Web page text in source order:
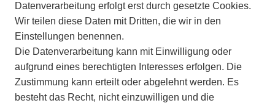
VERSAND
BATTERIEENTSORGUNG
VERANSTALTUNGEN
Datenverarbeitung erfolgt erst durch gesetzte Cookies.
Wir teilen diese Daten mit Dritten, die wir in den
Einstellungen benennen.
Die Datenverarbeitung kann mit Einwilligung oder
aufgrund eines berechtigten Interesses erfolgen. Die
Zustimmung kann erteilt oder abgelehnt werden. Es
besteht das Recht, nicht einzuwilligen und die